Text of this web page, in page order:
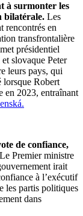
à surmonter les
bilatérale. Les
rencontrés en
transfrontalière
présidentiel
slovaque Peter
leurs pays, qui
lorsque Robert
en 2023, entraînant
de confiance,
Le Premier ministre
irait
à l’exécutif
les partis politiques
dans